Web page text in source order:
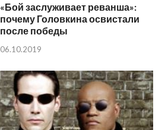
«Бой заслуживает реванша»:
почему Головкина освистали
после победы
06.10.2019